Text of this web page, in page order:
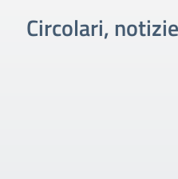
Circolari,